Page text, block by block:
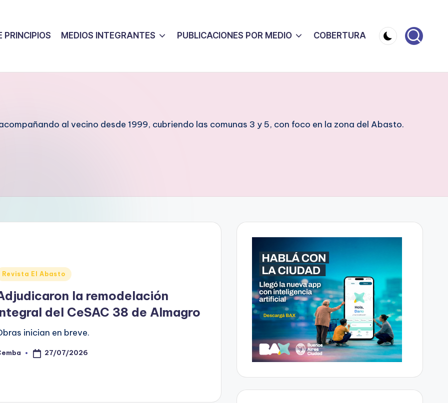
PRINCIPIOS MEDIOS INTEGRANTES PUBLICACIONES POR MEDIO COBERTURA
al vecino desde 1999, cubriendo las comunas 3 y 5, con foco en la zona del Abasto.
Revista El Abasto
la remodelación
del CeSAC 38 de Almagro
inician en breve.
27/07/2026